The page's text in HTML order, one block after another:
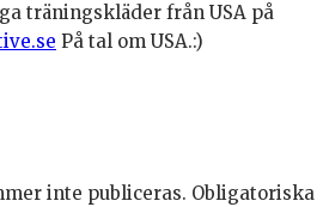
träningskläder från USA på
På tal om USA.:)
inte publiceras. Obligatoriska